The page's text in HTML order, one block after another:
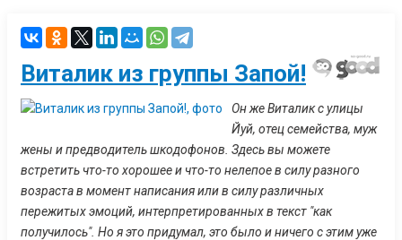
Виталик из группы Запой!
Он же Виталик с улицы
Йуй, отец семейства, муж
жены и предводитель шкодофонов. Здесь вы можете
встретить что-то хорошее и что-то нелепое в силу разного
возраста в момент написания или в силу различных
пережитых эмоций, интерпретированных в текст "как
получилось". Но я это придумал, это было и ничего с этим уже